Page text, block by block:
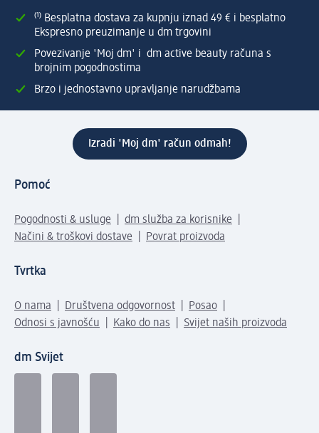
⁽¹⁾ Besplatna dostava za kupnju iznad 49 € i besplatno
Ekspresno preuzimanje u dm trgovini
Povezivanje 'Moj dm' i dm active beauty računa s
brojnim pogodnostima
Brzo i jednostavno upravljanje narudžbama
Izradi 'Moj dm' račun odmah!
Pomoć
Pogodnosti & usluge
dm služba za korisnike
Načini & troškovi dostave
Povrat proizvoda
Tvrtka
O nama Društvena odgovornost
Posao
Odnosi s javnošću
Kako do nas Svijet naših proizvoda
dm Svijet